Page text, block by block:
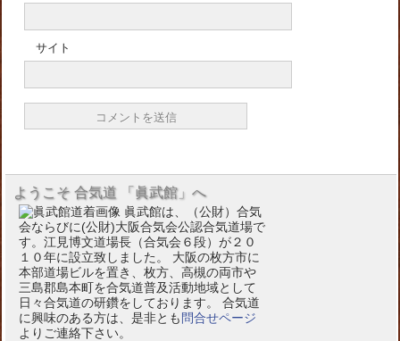
サイト
ようこそ 合気道 「眞武館」へ
眞武館は、（公財）合気
会ならびに(公財)大阪合気会公認合気道場で
す。江見博文道場長（合気会６段）が２０
１０年に設立致しました。 大阪の枚方市に
本部道場ビルを置き、枚方、高槻の両市や
三島郡島本町を合気道普及活動地域として
日々合気道の研鑽をしております。 合気道
に興味のある方は、是非とも 問合せページ
よりご連絡下さい。